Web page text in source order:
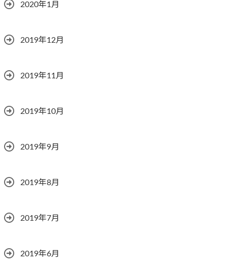
2020年1月
2019年12月
2019年11月
2019年10月
2019年9月
2019年8月
2019年7月
2019年6月